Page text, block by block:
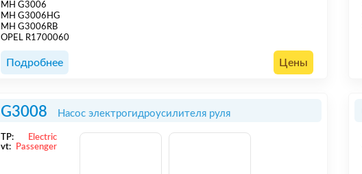
MH G3006
MH G3006HG
MH G3006RB
OPEL R1700060
Подробнее Цены
G3008 Насос электрогидроусилителя руля
TP:
Electric
vt:
Passenger